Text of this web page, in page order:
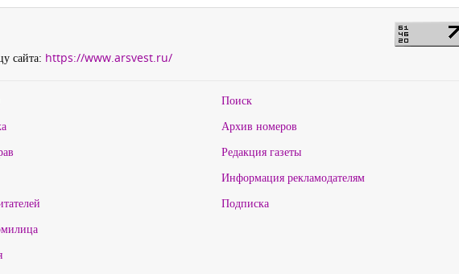
сайта: https://www.arsvest.ru/
Поиск
Архив номеров
Редакция газеты
Информация рекламодателям
Подписка